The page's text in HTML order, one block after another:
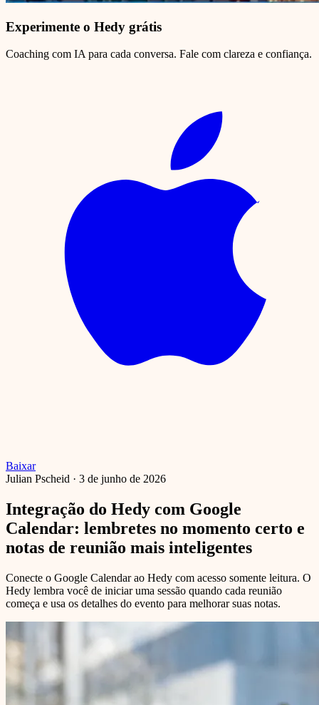
Experimente o Hedy grátis
Coaching com IA para cada conversa. Fale com clareza e confiança.
Baixar
Julian Pscheid · 3 de junho de 2026
Integração do Hedy com Google
Calendar: lembretes no momento certo e
notas de reunião mais inteligentes
Conecte o Google Calendar ao Hedy com acesso somente leitura. O
Hedy lembra você de iniciar uma sessão quando cada reunião
começa e usa os detalhes do evento para melhorar suas notas.